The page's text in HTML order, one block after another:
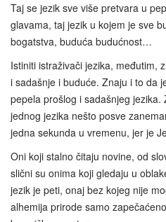
Taj se jezik sve više pretvara u
glavama, taj jezik u kojem je sve
bogatstva, buduća budućnost…
Istiniti istraživači jezika, međutim,
i sadašnje i buduće. Znaju i to da
pepela prošlog i sadašnjeg
jednog jezika nešto posve
jedna sekunda u vremenu, jer je
Oni koji stalno čitaju novine, od
slični su onima koji gledaju u
jezik je peti, onaj bez kojeg nije
alhemija prirode samo